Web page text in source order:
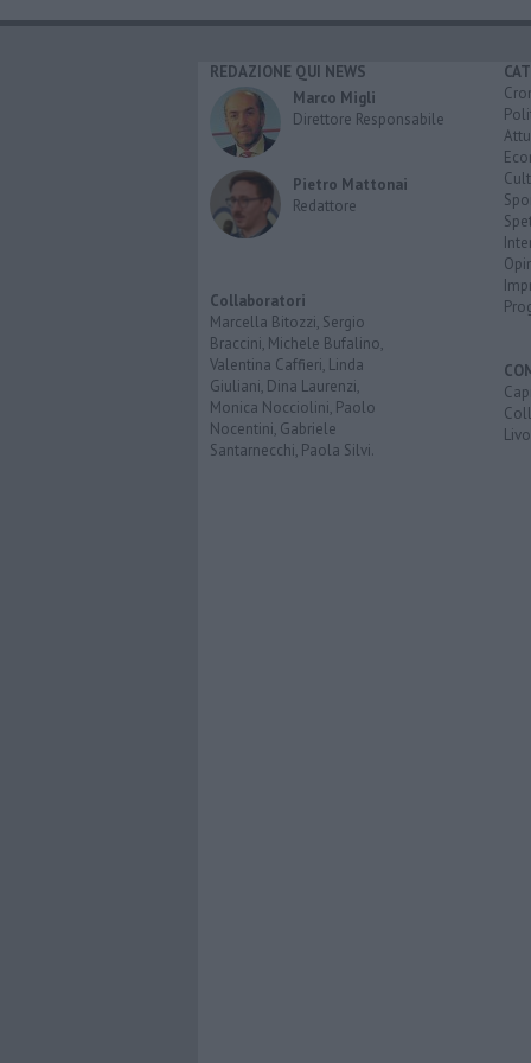
REDAZIONE QUI NEWS
Marco Migli
Direttore Responsabile
Pietro Mattonai
Redattore
Collaboratori
Marcella Bitozzi, Sergio
Braccini, Michele Bufalino,
Valentina Caffieri, Linda
Giuliani, Dina Laurenzi,
Monica Nocciolini, Paolo
Nocentini, Gabriele
Santarnecchi, Paola Silvi.